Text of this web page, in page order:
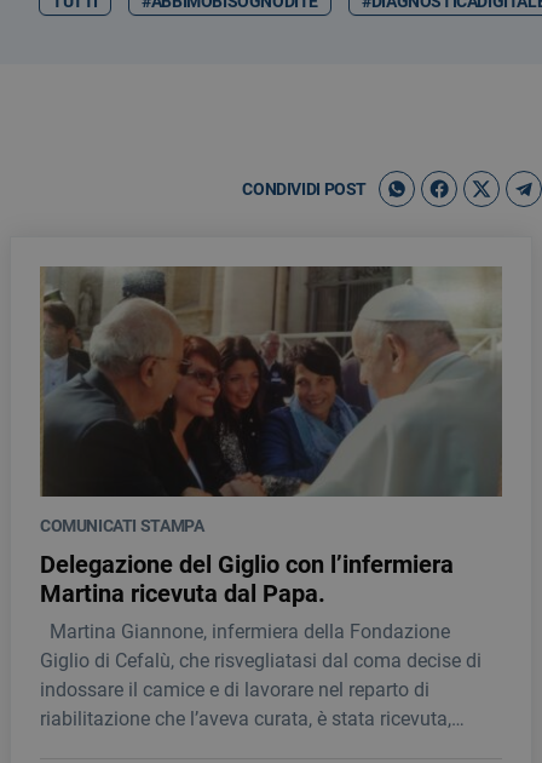
CONDIVIDI POST
COMUNICATI STAMPA
Delegazione del Giglio con l’infermiera
Martina ricevuta dal Papa.
Martina Giannone, infermiera della Fondazione
Giglio di Cefalù, che risvegliatasi dal coma decise di
indossare il camice e di lavorare nel reparto di
riabilitazione che l’aveva curata, è stata ricevuta,